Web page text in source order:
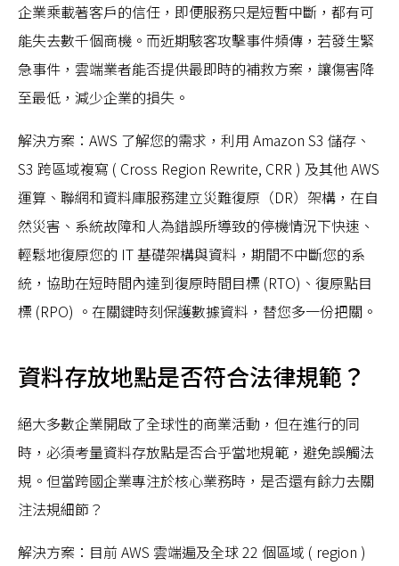
企業乘載著客戶的信任，即便服務只是短暫中斷，都有可
能失去數千個商機。而近期駭客攻擊事件頻傳，若發生緊
急事件，雲端業者能否提供最即時的補救方案，讓傷害降
至最低，減少企業的損失。
解決方案：AWS 了解您的需求，利用 Amazon S3 儲存、
S3 跨區域複寫 ( Cross Region Rewrite, CRR ) 及其他 AWS
運算、聯網和資料庫服務建立災難復原（DR）架構，在自
然災害、系統故障和人為錯誤所導致的停機情況下快速、
輕鬆地復原您的 IT 基礎架構與資料，期間不中斷您的系
統，協助在短時間內達到復原時間目標 (RTO)、復原點目
標 (RPO) 。在關鍵時刻保護數據資料，替您多一份把關。
資料存放地點是否符合法律規範？
絕大多數企業開啟了全球性的商業活動，但在進行的同
時，必須考量資料存放點是否合乎當地規範，避免誤觸法
規。但當跨國企業專注於核心業務時，是否還有餘力去關
注法規細節？
解決方案：目前 AWS 雲端遍及全球 22 個區域 ( region )